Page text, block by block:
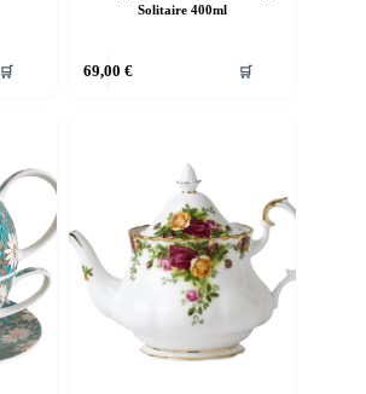
🛒
Solitaire 400ml
69,00 € 🛒